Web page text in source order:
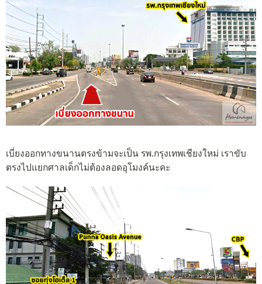
เบี่ยงออกทางขนานตรงข้ามจะเป็น รพ.กรุงเทพเชียงใหม่ เราขับ
ตรงไปแยกศาลเด็กไม่ต้องลอดอุโมงค์นะคะ